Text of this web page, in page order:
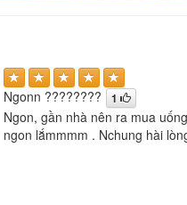
Ngonn ???????? 1
Ngon, gần nhà nên ra mua
ngon lắmmmm . Nchung hài